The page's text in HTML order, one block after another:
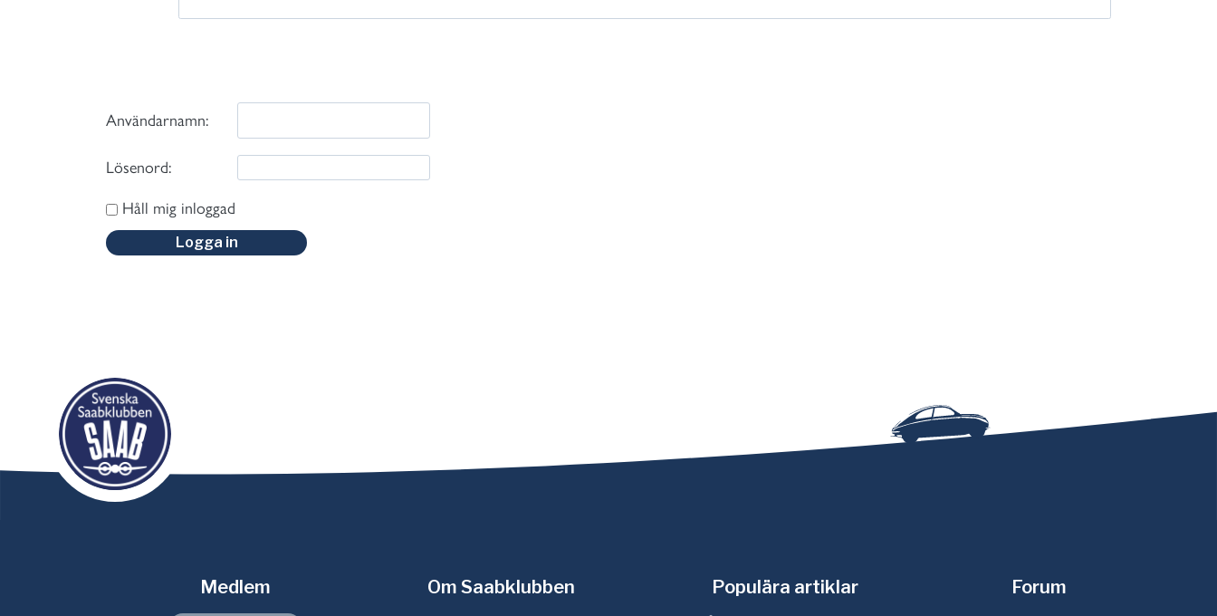
Användarnamn:
Lösenord:
Håll mig inloggad
Logga in
Medlem Om Saabklubben Populära artiklar Forum